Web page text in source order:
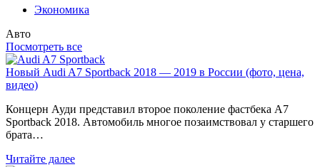
Экономика
Авто
Посмотреть все
Новый Audi A7 Sportback 2018 — 2019 в России (фото, цена,
видео)
Концерн Ауди представил второе поколение фастбека A7
Sportback 2018. Автомобиль многое позаимствовал у старшего
брата…
Читайте далее